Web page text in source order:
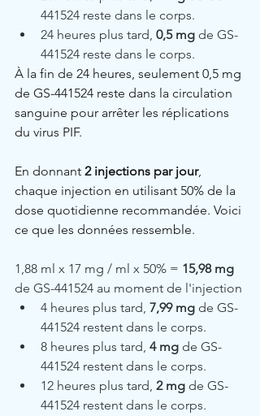
441524 reste dans le corps.
24 heures plus tard, 0,5 mg de GS-
441524 reste dans le corps.
À la fin de 24 heures, seulement 0,5 mg
de GS-441524 reste dans la circulation
sanguine pour arrêter les réplications
du virus PIF.
En donnant 2 injections par jour,
chaque injection en utilisant 50% de la
dose quotidienne recommandée. Voici
ce que les données ressemble.
1,88 ml x 17 mg / ml x 50% = 15,98 mg
de GS-441524 au moment de l'injection
4 heures plus tard, 7,99 mg de GS-
441524 restent dans le corps.
8 heures plus tard, 4 mg de GS-
441524 restent dans le corps.
12 heures plus tard, 2 mg de GS-
441524 restent dans le corps.